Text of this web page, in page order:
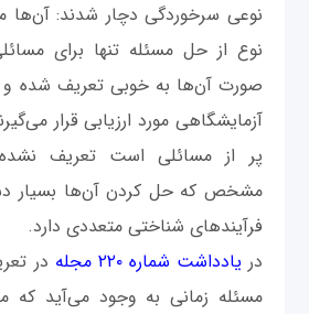
نوعی سرخوردگی دچار شدند: آن‌ها
نوع از حل مسئله تنها برای
صورت آن‌ها به خوبی تعریف شده
آزمایشگاهی مورد ارزیابی قرار
پر از مسائلی است تعریف
مشخص که حل کردن آن‌ها بسیار
فرآیندهای شناختی متعددی دارد.
در یادداشت شماره ۲۲۰ مجله
در
مسئله زمانی به وجود می‌آید که